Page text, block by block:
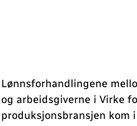
Lønnsforhandlingene
og arbeidsgiverne i Virke
produksjonsbransjen kom